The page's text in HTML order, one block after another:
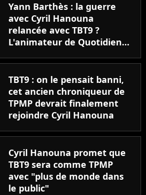
Yann Barthès : la guerre
avec Cyril Hanouna
relancée avec TBT9 ?
L'animateur de Quotidien
se cherchent des
ennemis..."
TBT9 : on le pensait banni,
cet ancien chroniqueur de
TPMP devrait finalement
rejoindre Cyril Hanouna
Cyril Hanouna promet que
TBT9 sera comme TPMP
avec "plus de monde dans
le public"